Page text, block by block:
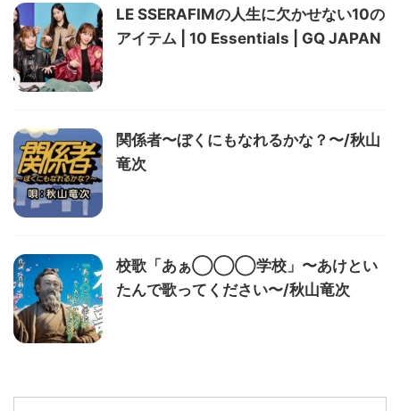
LE SSERAFIMの人生に欠かせない10の
アイテム | 10 Essentials | GQ JAPAN
関係者〜ぼくにもなれるかな？〜/秋山
竜次
校歌「あぁ◯◯◯学校」〜あけとい
たんで歌ってください〜/秋山竜次